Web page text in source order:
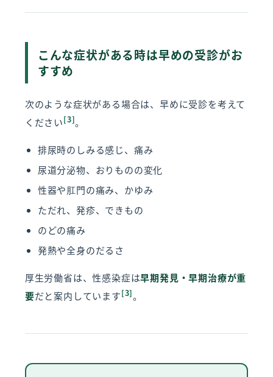
こんな症状がある時は早めの受診がお
すすめ
次のような症状がある場合は、早めに受診を考えて
ください[3]。
排尿時のしみる感じ、痛み
尿道分泌物、おりものの変化
性器や肛門の痛み、かゆみ
ただれ、発疹、できもの
のどの痛み
発熱や全身のだるさ
厚生労働省は、性感染症は早期発見・早期治療が重
要だと案内しています[3]。